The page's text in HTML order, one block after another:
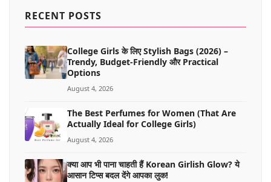
RECENT POSTS
College Girls के लिए Stylish Bags (2026) –
Trendy, Budget-Friendly और Practical
Options
August 4, 2026
The Best Perfumes for Women (That Are
Actually Ideal for College Girls)
August 4, 2026
क्या आप भी पाना चाहती हैं Korean Girlish Glow? ये
आसान टिप्स बदल देंगे आपका लुक!